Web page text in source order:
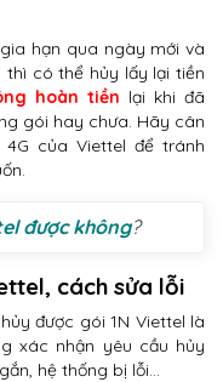
hạn qua ngày mới và
có thể hủy lấy lại tiền
hoàn tiền lại khi đã
gói hay chưa. Hãy cân
của Viettel để tránh
được không?
cách sửa lỗi
được gói 1N Viettel là
xác nhận yêu cầu hủy
hệ thống bị lỗi…